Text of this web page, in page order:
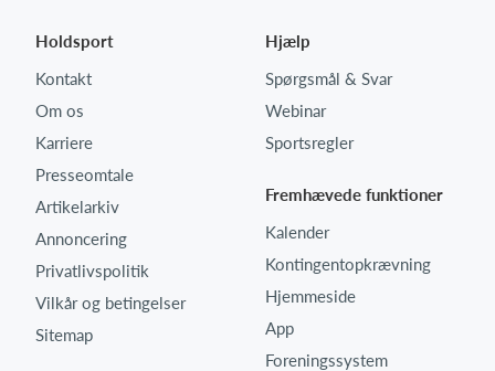
Holdsport
Kontakt
Om os
Karriere
Presseomtale
Artikelarkiv
Annoncering
Privatlivspolitik
Vilkår og betingelser
Sitemap
Hjælp
Spørgsmål & Svar
Webinar
Sportsregler
Fremhævede funktioner
Kalender
Kontingentopkrævning
Hjemmeside
App
Foreningssystem